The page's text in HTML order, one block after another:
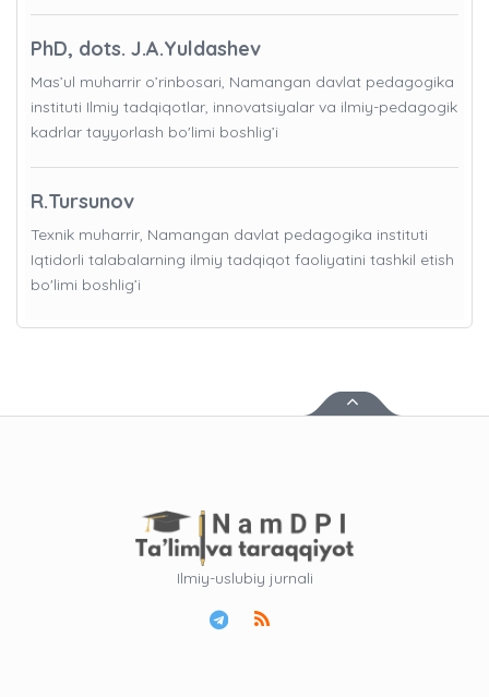
PhD, dots. J.A.Yuldashev
Mas’ul muharrir o’rinbosari, Namangan davlat pedagogika
instituti Ilmiy tadqiqotlar, innovatsiyalar va ilmiy-pedagogik
kadrlar tayyorlash bo'limi boshlig’i
R.Tursunov
Texnik muharrir, Namangan davlat pedagogika instituti
Iqtidorli talabalarning ilmiy tadqiqot faoliyatini tashkil etish
bo'limi boshlig’i
Ilmiy-uslubiy jurnali